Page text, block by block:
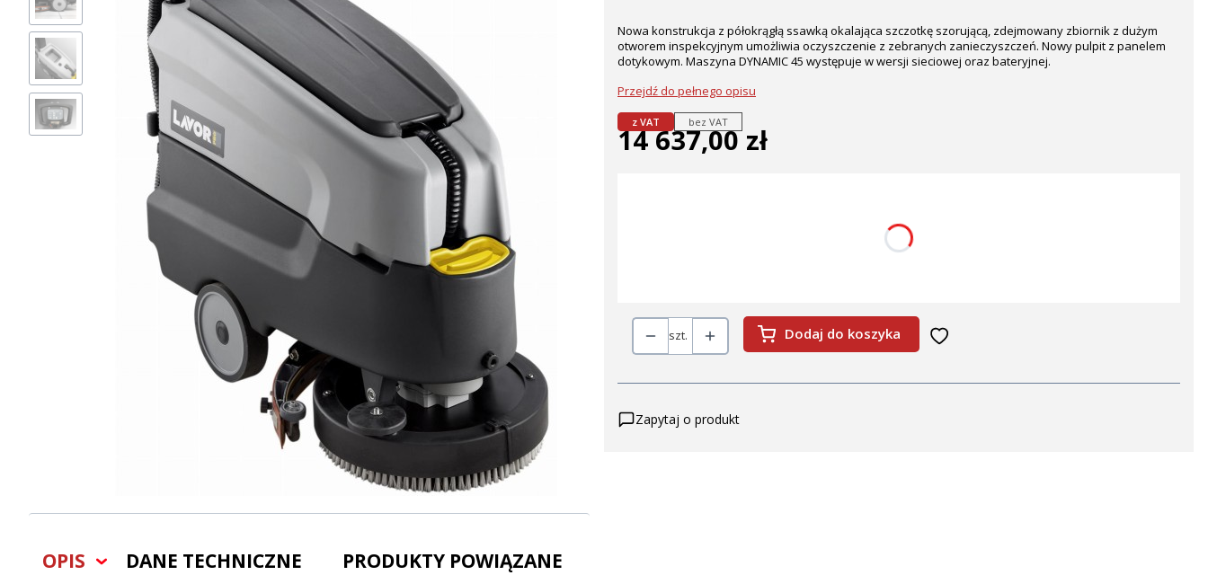
OPIS DANE TECHNICZNE
PRODUKTY POWIĄZANE
Nowa konstrukcja z półokrągłą ssawką okalająca szczotkę szorującą, zdejmowany zbiornik z dużym
otworem inspekcyjnym umożliwia oczyszczenie z zebranych zanieczyszczeń. Nowy pulpit z panelem
dotykowym. Maszyna DYNAMIC 45 występuje w wersji sieciowej oraz bateryjnej.
Przejdź do pełnego opisu
z VAT bez VAT
Cena
14 637,00 zł
szt. Dodaj do koszyka
Zapytaj o produkt